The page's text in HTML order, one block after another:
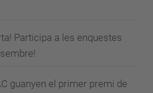
Participa a les enquestes
guanyen el primer premi de